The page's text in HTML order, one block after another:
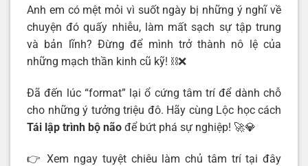
Anh em có mệt mỏi vì suốt ngày bị những ý nghĩ về
chuyện đó quấy nhiễu, làm mất sạch sự tập trung
và bản lĩnh? Đừng để mình trở thành nô lệ của
những mạch thần kinh cũ kỹ! ⛓️❌
Đã đến lúc “format” lại ổ cứng tâm trí để dành chỗ
cho những ý tưởng triệu đô. Hãy cùng Lộc học cách
Tái lập trình bộ não để bứt phá sự nghiệp! 🚀💎
👉 Xem ngay tuyệt chiêu làm chủ tâm trí tại đây